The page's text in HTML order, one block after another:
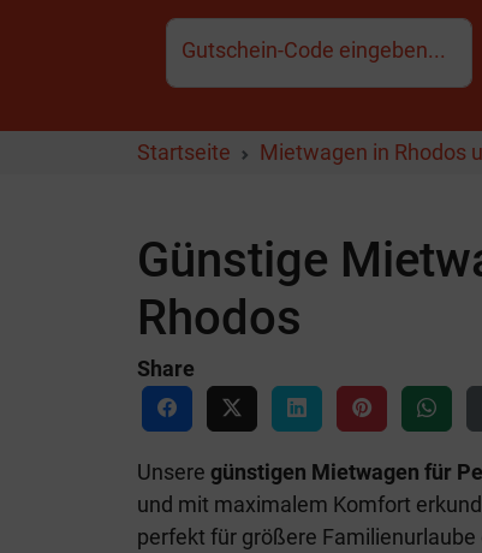
Gutschein-Code eingeben...
Startseite Mietwagen in Rhodos
Günstige
Rhodos
Share
Unsere günstigen Mietwagen für
und mit maximalem Komfort
perfekt für größere